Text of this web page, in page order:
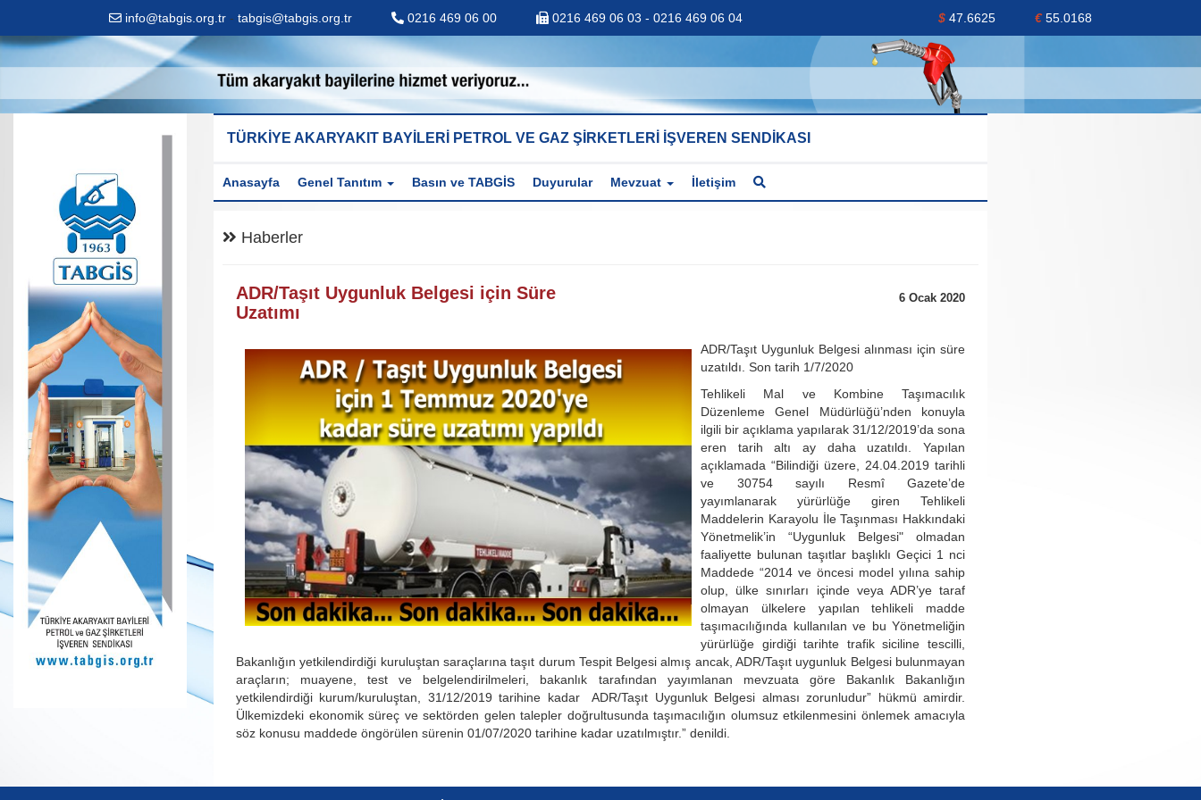
info@tabgis.org.tr - tabgis@tabgis.org.tr 0216 469 06 00 0216 469 06 03 - 0216 469 06 04 $ 47.6625 €55.0168
TÜRKİYE AKARYAKIT BAYİLERİ PETROL VE GAZ ŞİRKETLERİ İŞVEREN SENDİKASI
Anasayfa Genel Tanıtım Basın ve TABGİS Duyurular Mevzuat İletişim
Haberler
ADR/Taşıt Uygunluk Belgesi için Süre
Uzatımı
6 Ocak 2020
ADR/Taşıt Uygunluk Belgesi alınması için süre
uzatıldı. Son tarih 1/7/2020
Tehlikeli Mal ve Kombine Taşımacılık
Düzenleme Genel Müdürlüğü’nden konuyla
ilgili bir açıklama yapılarak 31/12/2019’da sona
eren tarih altı ay daha uzatıldı. Yapılan
açıklamada “Bilindiği üzere, 24.04.2019 tarihli
ve 30754 sayılı Resmî Gazete’de
yayımlanarak yürürlüğe giren Tehlikeli
Maddelerin Karayolu İle Taşınması Hakkındaki
Yönetmelik’in “Uygunluk Belgesi" olmadan
faaliyette bulunan taşıtlar başlıklı Geçici 1 nci
Maddede “2014 ve öncesi model yılına sahip
olup, ülke sınırları içinde veya ADR’ye taraf
olmayan ülkelere yapılan tehlikeli madde
taşımacılığında kullanılan ve bu Yönetmeliğin
yürürlüğe girdiği tarihte trafik siciline tescilli,
Bakanlığın yetkilendirdiği kuruluştan saraçlarına taşıt durum Tespit Belgesi almış ancak, ADR/Taşıt uygunluk Belgesi bulunmayan
araçların; muayene, test ve belgelendirilmeleri, bakanlık tarafından yayımlanan mevzuata göre Bakanlık Bakanlığın
yetkilendirdiği kurum/kuruluştan, 31/12/2019 tarihine kadar ADR/Taşıt Uygunluk Belgesi alması zorunludur” hükmü amirdir.
Ülkemizdeki ekonomik süreç ve sektörden gelen talepler doğrultusunda taşımacılığın olumsuz etkilenmesini önlemek amacıyla
söz konusu maddede öngörülen sürenin 01/07/2020 tarihine kadar uzatılmıştır.” denildi.